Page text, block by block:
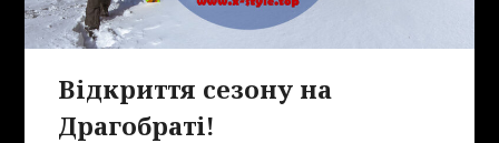
Відкриття сезону на
Драгобраті!